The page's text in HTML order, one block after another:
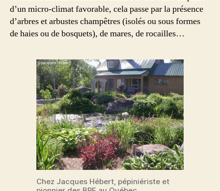
d’un micro-climat favorable, cela passe par la présence
d’arbres et arbustes champêtres (isolés ou sous formes
de haies ou de bosquets), de mares, de rocailles…
Chez Jacques Hébert, pépiniériste et